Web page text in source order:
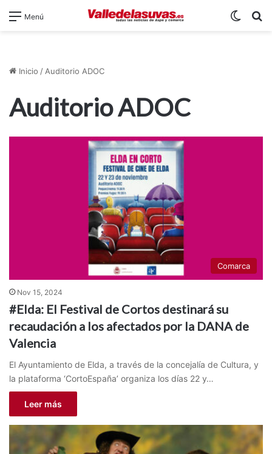
Menú
Inicio / Auditorio ADOC
Auditorio ADOC
Comarca
Nov 15, 2024
#Elda: El Festival de Cortos destinará su
recaudación a los afectados por la DANA de
Valencia
El Ayuntamiento de Elda, a través de la concejalía de Cultura, y
la plataforma ‘CortoEspaña’ organiza los días 22 y…
Leer más